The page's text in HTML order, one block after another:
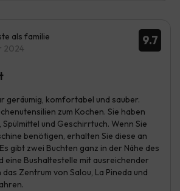
9.7
als familie
2024
geräumig, komfortabel und sauber.
zum Kochen. Sie haben
und Geschirrtuch. Wenn Sie
benötigen, erhalten Sie diese an
gibt zwei Buchten ganz in der Nähe des
eine Bushaltestelle mit ausreichender
das Zentrum von Salou, La Pineda und